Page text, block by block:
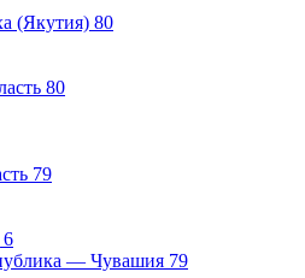
(Якутия) 80
80
79
6
— Чувашия 79